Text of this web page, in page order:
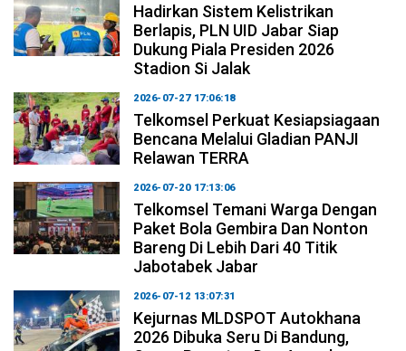
Hadirkan Sistem Kelistrikan
Berlapis, PLN UID Jabar Siap
Dukung Piala Presiden 2026
Stadion Si Jalak
2026-07-27 17:06:18
Telkomsel Perkuat Kesiapsiagaan
Bencana Melalui Gladian PANJI
Relawan TERRA
2026-07-20 17:13:06
Telkomsel Temani Warga Dengan
Paket Bola Gembira Dan Nonton
Bareng Di Lebih Dari 40 Titik
Jabotabek Jabar
2026-07-12 13:07:31
Kejurnas MLDSPOT Autokhana
2026 Dibuka Seru Di Bandung,